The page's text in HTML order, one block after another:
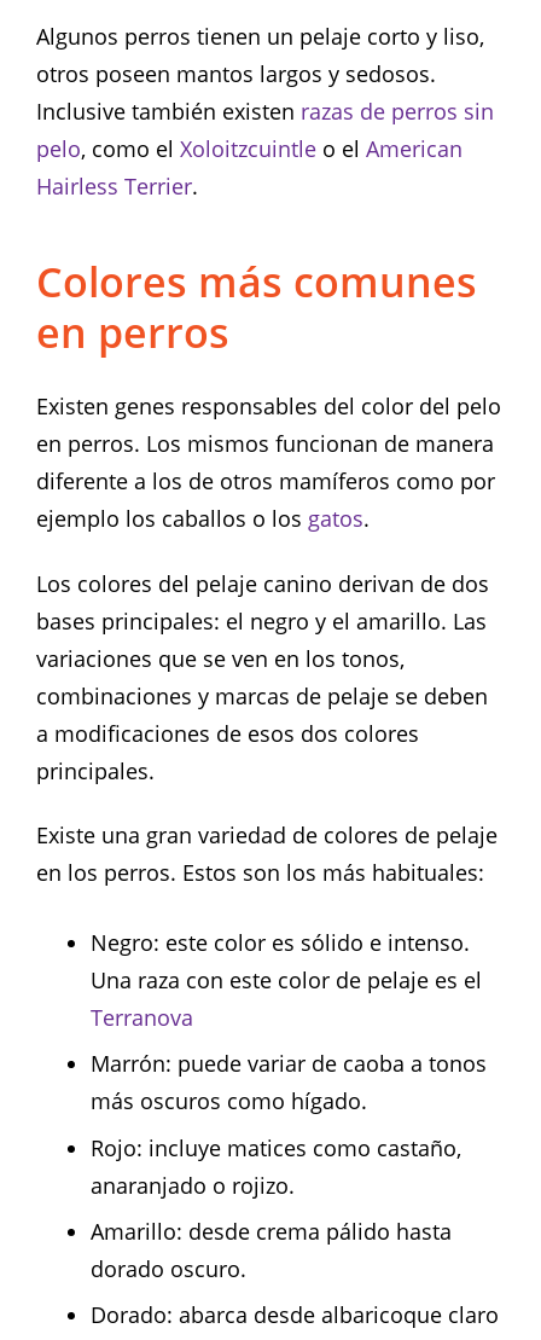
Algunos perros tienen un pelaje corto y liso,
otros poseen mantos largos y sedosos.
Inclusive también existen razas de perros sin
pelo, como el Xoloitzcuintle o el American
Hairless Terrier.
Colores más comunes
en perros
Existen genes responsables del color del pelo
en perros. Los mismos funcionan de manera
diferente a los de otros mamíferos como por
ejemplo los caballos o los gatos.
Los colores del pelaje canino derivan de dos
bases principales: el negro y el amarillo. Las
variaciones que se ven en los tonos,
combinaciones y marcas de pelaje se deben
a modificaciones de esos dos colores
principales.
Existe una gran variedad de colores de pelaje
en los perros. Estos son los más habituales:
Negro: este color es sólido e intenso.
Una raza con este color de pelaje es el
Terranova
Marrón: puede variar de caoba a tonos
más oscuros como hígado.
Rojo: incluye matices como castaño,
anaranjado o rojizo.
Amarillo: desde crema pálido hasta
dorado oscuro.
Dorado: abarca desde albaricoque claro